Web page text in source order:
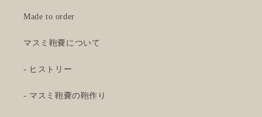
Made to order
マスミ鞄嚢について
- ヒストリー
- マスミ鞄嚢の鞄作り